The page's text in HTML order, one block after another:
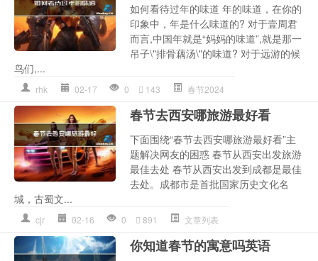
如何看待过年的味道 年的味道，在你的
印象中，年是什么味道的? 对于壹周君
而言,中国年就是“妈妈的味道”,就是那一
吊子\"排骨藕汤\"的味道? 对于远游的候
鸟们,...
rhk 02-17 0 143 春节2024
春节去西安哪旅游最好看
下面围绕“春节去西安哪旅游最好看”主
题解决网友的困惑 春节从西安出发旅游
最佳去处 春节从西安出发到成都是最佳
去处。成都市是首批国家历史文化名
城，古蜀文...
cjr 02-16 0 891 文章列表
你知道春节的寓意吗英语